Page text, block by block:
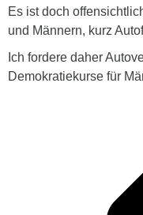
Es ist doch
und Männern, kurz
Ich fordere daher
Demokratiekurse für